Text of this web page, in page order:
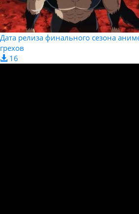
Дата релиза финального сезона
грехов
16